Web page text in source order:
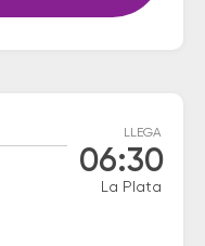
LLEGA
06:30
La Plata